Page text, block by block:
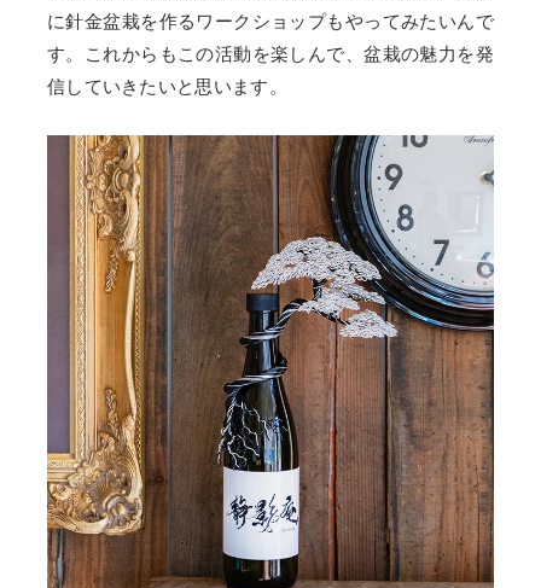
に針金盆栽を作るワークショップもやってみたいんで
す。これからもこの活動を楽しんで、盆栽の魅力を発
信していきたいと思います。